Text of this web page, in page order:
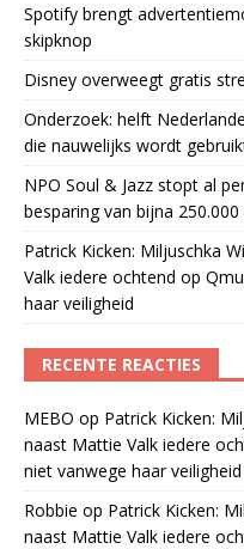
Spotify brengt
skipknop
Disney overweegt gratis
Onderzoek: helft
die nauwelijks wordt
NPO Soul & Jazz stopt al
besparing van bijna 250.000
Patrick Kicken: Miljuschka
Valk iedere ochtend op
haar veiligheid
RECENTE REACTIES
MEBO op Patrick Kicken:
naast Mattie Valk iedere
niet vanwege haar veiligheid
Robbie op Patrick Kicken:
naast Mattie Valk iedere